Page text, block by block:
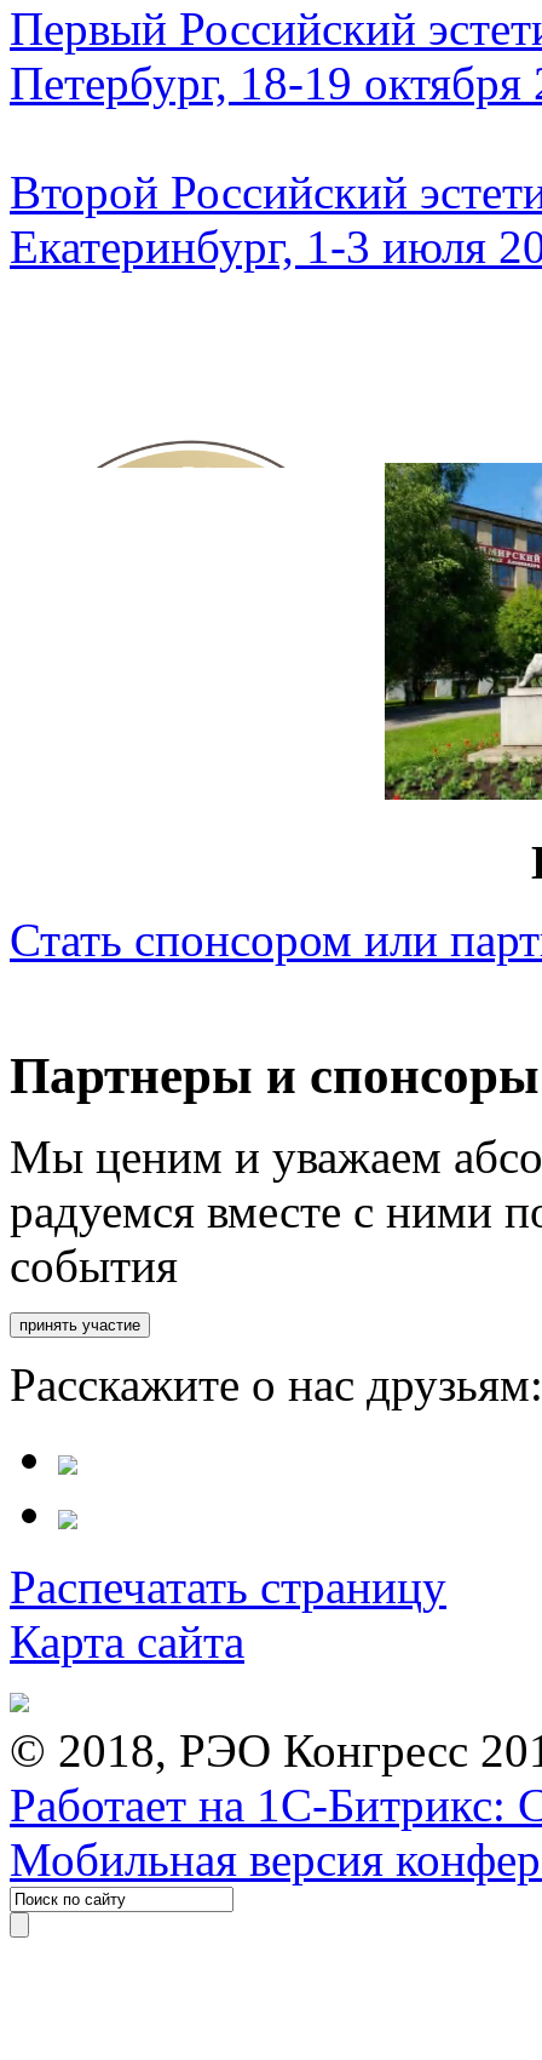
Первый Российский
Петербург, 18-19 октября
Второй Российский
Екатеринбург, 1-3 июля
Стать спонсором или
Партнеры и спонсоры
Мы ценим и уважаем
радуемся вместе с ними
события
Расскажите о нас
Распечатать страницу
Карта сайта
© 2018, РЭО Конгресс
Работает на 1С-Битрикс:
Мобильная версия